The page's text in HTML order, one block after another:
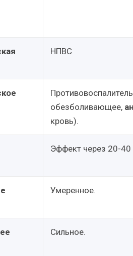
НПВС
обезболивающее,
кровь).
Эффект через 20-40
Умеренное.
Сильное.